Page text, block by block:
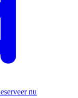
eserveer nu